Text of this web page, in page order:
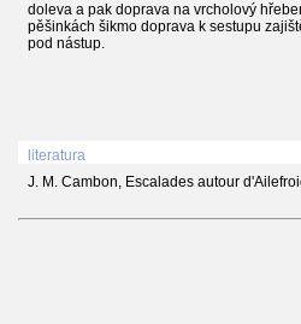
doleva a pak doprava na vrcholový
pěšinkách šikmo doprava k sestupu
pod nástup.
literatura
J. M. Cambon, Escalades autour